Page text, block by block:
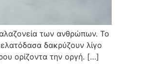
των ανθρώπων. Το
ελατόδασα δακρύζουν λίγο
ορίζοντα την οργή. […]